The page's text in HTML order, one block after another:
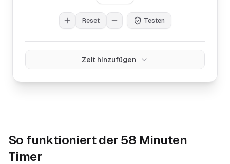
Reset Testen
Zeit hinzufügen
So funktioniert der 58 Minuten
Timer